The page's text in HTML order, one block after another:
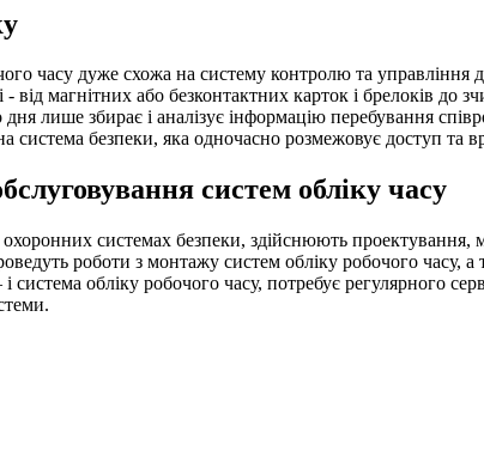
часу дуже схожа на систему контролю та управління
від магнітних або безконтактних карток і брелоків до
лише збирає і аналізує інформацію перебування
система безпеки, яка одночасно розмежовує доступ та
систем обліку часу
системах безпеки, здійснюють проектування,
роботи з монтажу систем обліку робочого часу,
система обліку робочого часу, потребує регулярного